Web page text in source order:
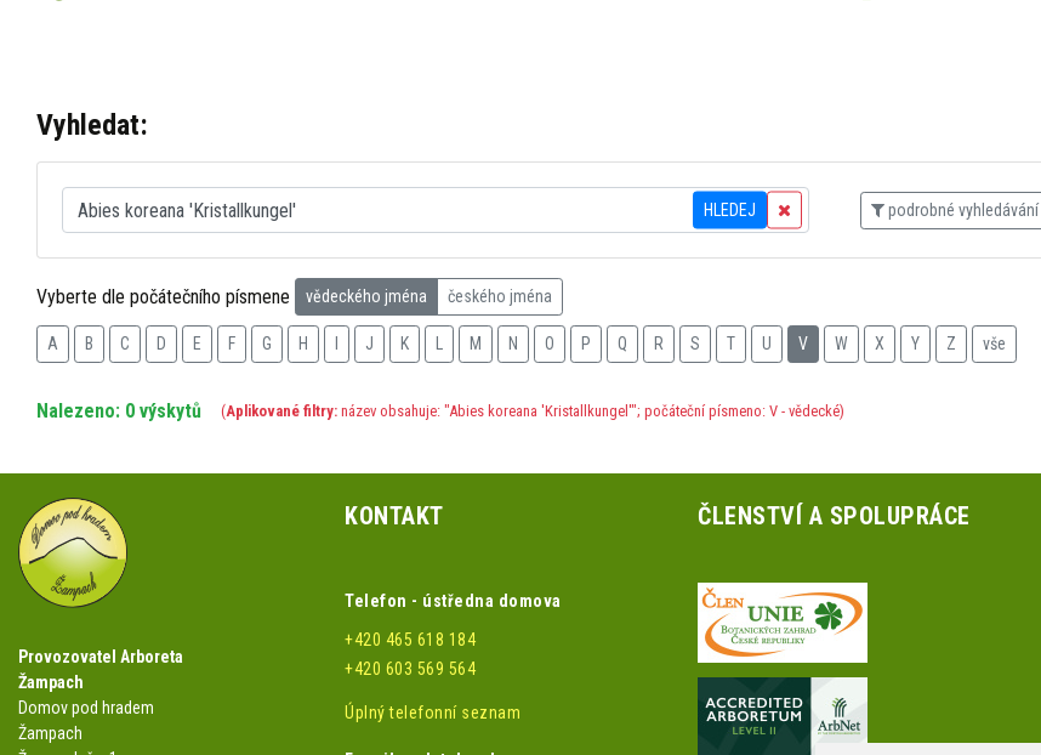
Vyhledat:
HLEDEJ podrobné vyhledávání
Vyberte dle počátečního písmene vědeckého jména českého jména
A B C D E F G H J K M N O P Q R S T U V W X Y Z vše
Nalezeno: 0 výskytů (Aplikované filtry: název obsahuje: "Abies koreana 'Kristallkungel'"; počáteční písmeno: V - vědecké)
Provozovatel Arboreta
Žampach
Domov pod hradem
Žampach
KONTAKT
Telefon - ústředna domova
+420 465 618 184
+420 603 569 564
Úplný telefonní seznam
ČLENSTVÍ A SPOLUPRÁCE